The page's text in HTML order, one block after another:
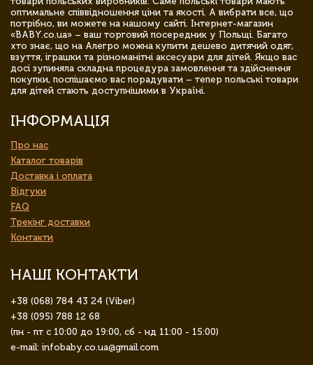
оптимальне співвідношення ціни та якості. А вибрати все, що
потрібно, ви можете на нашому сайті. Інтернет-магазин
«BABY.co.ua» – ваш торговий посередник у Польщі. Багато
хто знає, що на Алегро можна купити дешево дитячий одяг,
взуття, іграшки та різноманітні аксесуари для дітей. Якщо вас
досі зупиняла складна процедура замовлення та здійснення
покупки, поспішаємо вас порадувати – тепер польські товари
для дітей стають доступнішими в Україні.
ІНФОРМАЦІЯ
Про нас
Каталог товарів
Доставка і оплата
Відгуки
FAQ
Трекінг доставки
Контакти
НАШІ КОНТАКТИ
+38 (068) 784 43 24 (Viber)
+38 (095) 788 12 68
(пн - пт с 10:00 до 19:00, сб - нд 11:00 - 15:00)
e-mail: infobaby.co.ua@gmail.com